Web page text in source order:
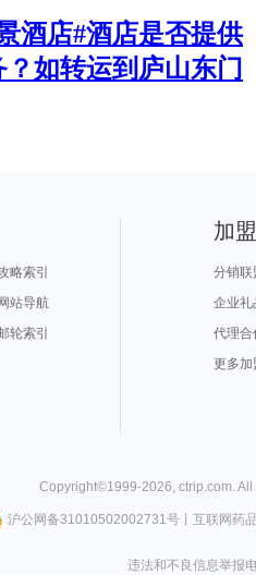
酒店#酒店是否提供
如转运到庐山东门
略索引
站导航
轮索引
加
分销联
企业礼
代理合
更多加
Copyright©1999-2026 ctrip.com .
沪公网备31010502002731号丨 互联网药
违法和不良信息举报